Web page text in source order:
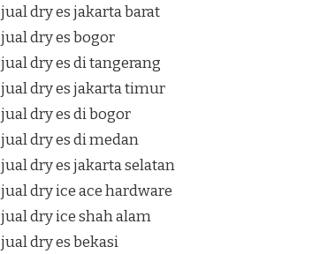
jual dry es jakarta barat
jual dry es bogor
jual dry es di tangerang
jual dry es jakarta timur
jual dry es di bogor
jual dry es di medan
jual dry es jakarta selatan
jual dry ice ace hardware
jual dry ice shah alam
jual dry es bekasi